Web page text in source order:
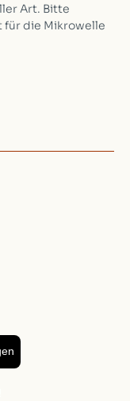
Art. Bitte
für die Mikrowelle